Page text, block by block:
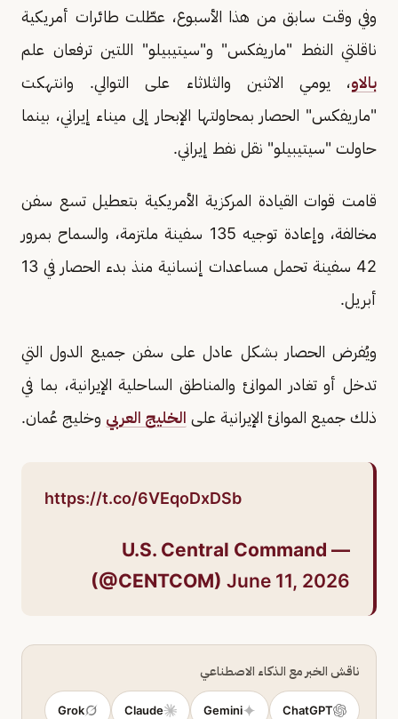
وفي وقت سابق من هذا الأسبوع، عطّلت طائرات أمريكية
ناقلتي النفط "ماريفكس" و"سيتيبيلو" اللتين ترفعان علم
بالاو، يومي الاثنين والثلاثاء على التوالي. وانتهكت
"ماريفكس" الحصار بمحاولتها الإبحار إلى ميناء إيراني، بينما
حاولت "سيتيبيلو" نقل نفط إيراني.
قامت قوات القيادة المركزية الأمريكية بتعطيل تسع سفن
مخالفة، وإعادة توجيه 135 سفينة ملتزمة، والسماح بمرور
42 سفينة تحمل مساعدات إنسانية منذ بدء الحصار في 13
أبريل.
ويُفرض الحصار بشكل عادل على سفن جميع الدول التي
تدخل أو تغادر الموانئ والمناطق الساحلية الإيرانية، بما في
ذلك جميع الموانئ الإيرانية على الخليج العربي وخليج عُمان.
https://t.co/6VEqoDxDSb
— U.S. Central Command
(@CENTCOM) June 11, 2026
ناقش الخبر مع الذكاء الاصطناعي
ChatGPT
Gemini
Claude
Grok